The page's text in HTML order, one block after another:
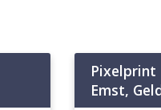
Pixelprint
Emst,